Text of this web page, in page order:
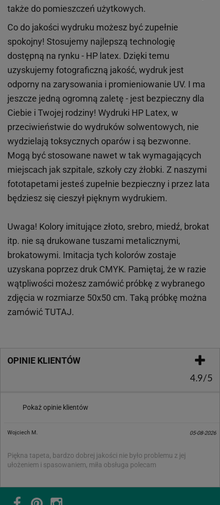
także do pomieszczeń użytkowych.
Co do jakości wydruku możesz być zupełnie
spokojny! Stosujemy najlepszą technologię
dostępną na rynku - HP latex. Dzięki temu
uzyskujemy fotograficzną jakość, wydruk jest
odporny na zarysowania i promieniowanie UV. I ma
jeszcze jedną ogromną zaletę - jest bezpieczny dla
Ciebie i Twojej rodziny! Wydruki HP Latex, w
przeciwieństwie do wydruków solwentowych, nie
wydzielają toksycznych oparów i są bezwonne.
Mogą być stosowane nawet w tak wymagających
miejscach jak szpitale, szkoły czy żłobki. Z naszymi
fototapetami jesteś zupełnie bezpieczny i przez lata
będziesz się cieszył pięknym wydrukiem.
Uwaga! Kolory imitujące złoto, srebro, miedź, brokat
itp. nie są drukowane tuszami metalicznymi,
brokatowymi. Imitacja tych kolorów zostaje
uzyskana poprzez druk CMYK. Pamiętaj, że w razie
wątpliwości możesz zamówić próbkę z wybranego
zdjęcia w rozmiarze 50x50 cm. Taką próbkę można
zamówićTUTAJ.
OPINIE KLIENTÓW
4.9/5
Pokaż opinie klientów
Wojciech M. 05-08-2026
Piękna tapeta, bardzo dobrej jakości nie było problemu z jej
ułożeniem i spasowaniem, miła obsługa polecam